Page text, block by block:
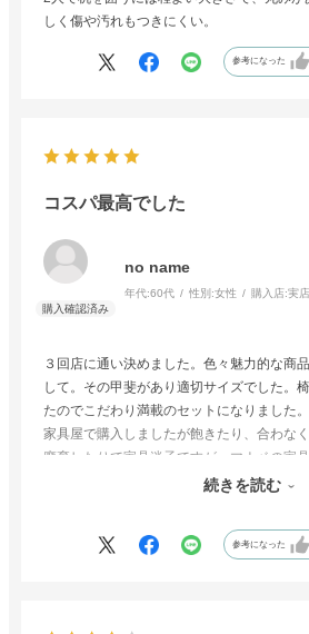
しく傷や汚れもつきにくい。
参考になった
コスパ最高でした
no name
年代:60代 性別:女性 購入店:実
３回店に通い決めました。色々魅力的な商
して。その甲斐があり適切サイズでした。
たのでこだわり満載のセットになりました
家具屋で購入しましたが飽きたり、合わな
廃棄したりで家具迷子ですが、マナベの家
ます。センスがいいし値段の割に高級感も
続きを読む
参考になった